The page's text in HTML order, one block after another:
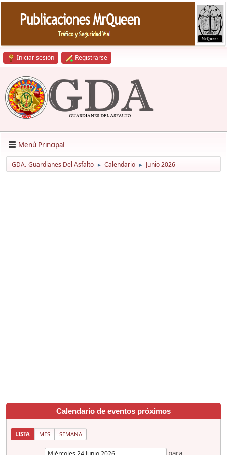
Iniciar sesión Registrarse
Menú Principal
GDA.-Guardianes Del Asfalto ► Calendario ► Junio 2026
Calendario de eventos próximos
LISTA MES SEMANA